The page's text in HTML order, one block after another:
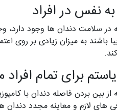
نفس در افراد
در سلامت دندان ها وجود
باشند به میزان زیادی بر روی
برای تمام
بردن فاصله دندان با
های لازم و معاینه مجدد